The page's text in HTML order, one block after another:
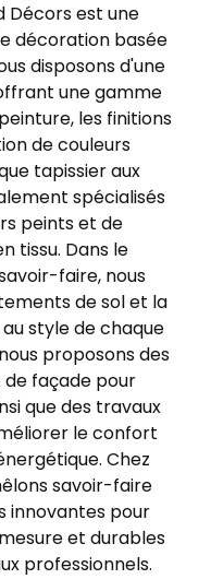
Décors est une
décoration basée
disposons d'une
une gamme
les finitions
de couleurs
tapissier aux
spécialisés
peints et de
tissu. Dans le
faire, nous
de sol et la
style de chaque
proposons des
façade pour
que des travaux
le confort
Chez
savoir-faire
innovantes pour
et durables
professionnels.